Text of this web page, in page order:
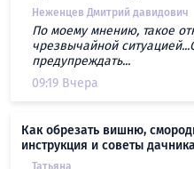
Неженцев Дмитрий давидович
По моему мнению, такое
чрезвычайной
предупреждать...
09:19 Вчера
Как обрезать вишню,
инструкция и советы
Татьяна